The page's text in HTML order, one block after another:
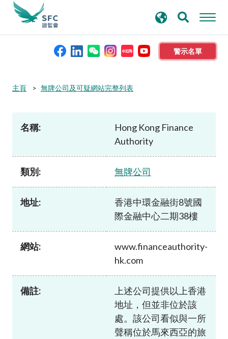
警示名單
本會簡介
資料庫
新聞稿及公布
尋
主頁 無牌公司及可疑網站完整列表
名稱:
Hong Kong Finance
Authority
類別: 無牌公司
地址:
香港中環金融街8號國
際金融中心二期38樓
網站:
www.financeauthority-
hk.com
備註:
上述公司提供以上香港
地址，但並非位於該
處。該公司看似與一所
聲稱位於馬來西亞的旅